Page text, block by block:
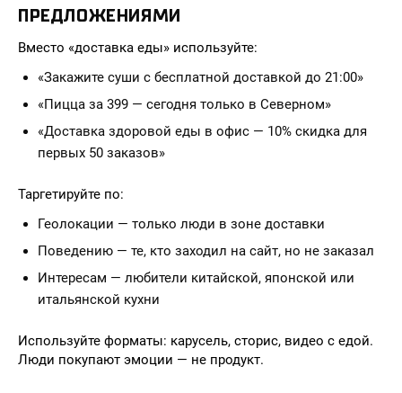
ПРЕДЛОЖЕНИЯМИ
Вместо «доставка еды» используйте:
«Закажите суши с бесплатной доставкой до 21:00»
«Пицца за 399 — сегодня только в Северном»
«Доставка здоровой еды в офис — 10% скидка для
первых 50 заказов»
Таргетируйте по:
Геолокации — только люди в зоне доставки
Поведению — те, кто заходил на сайт, но не заказал
Интересам — любители китайской, японской или
итальянской кухни
Используйте форматы: карусель, сторис, видео с едой.
Люди покупают эмоции — не продукт.